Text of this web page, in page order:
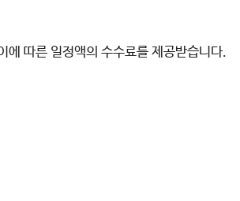
따른 일정액의 수수료를 제공받습니다.